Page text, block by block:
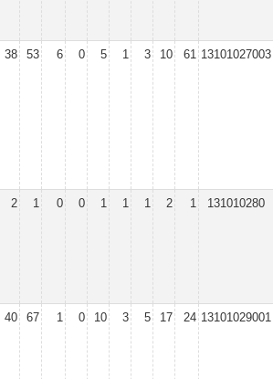
38 53 6 0 5 1 3 10 61 13101027003
2 1 0 0 1 1 1 2 1 131010280
40 67 1 0 10 3 5 17 24 13101029001